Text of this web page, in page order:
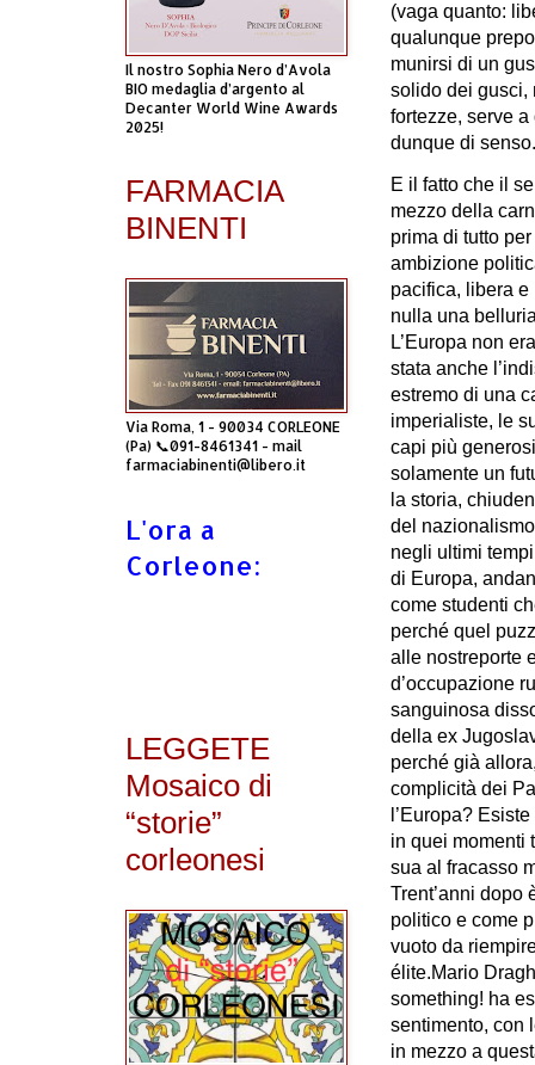
(vaga quanto:
qualunque
munirsi di un
solido dei gusci,
fortezze, serve
dunque di senso.
E il fatto che il
mezzo della
prima di tutto
ambizione
pacifica, libera
nulla una
L’Europa non
stata anche
estremo di una
imperialiste, le
capi più
solamente un
la storia,
del
negli ultimi
di Europa,
come studenti
perché quel
alle nostreporte
d’occupazione
sanguinosa
della ex
perché già
complicità dei
l’Europa?
in quei momenti
sua al fracasso
Trent’anni dopo
politico e come
vuoto da
élite.Mario
something! ha
sentimento, con
in mezzo a
Il nostro Sophia Nero d’Avola
BIO medaglia d’argento al
Decanter World Wine Awards
2025!
FARMACIA
BINENTI
Via Roma, 1 - 90034 CORLEONE
(Pa) 📞091-8461341 - mail
farmaciabinenti@libero.it
L'ora a
Corleone:
LEGGETE
Mosaico di
“storie”
corleonesi